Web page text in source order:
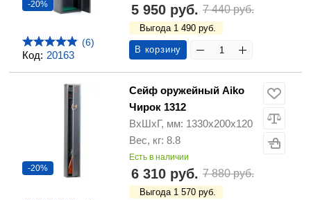
Код: 20163
-20%
(6)
5 950 руб. 7 440 руб.
Выгода 1 490 руб.
В корзину
-20%
Сейф оружейный Aiko
Чирок 1312
ВхШхГ, мм: 1330х200х120
Вес, кг: 8.8
Есть в наличии
6 310 руб. 7 880 руб.
Выгода 1 570 руб.